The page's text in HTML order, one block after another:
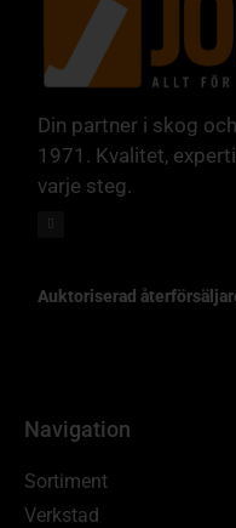
Din partner i skog
1971. Kvalitet,
varje steg.
Auktoriserad
Navigation
Sortiment
Verkstad